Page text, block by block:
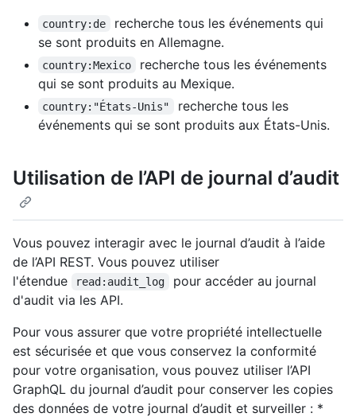
country:de
recherche tous les événements qui
se sont produits en Allemagne.
country:Mexico
recherche tous les événements
qui se sont produits au Mexique.
country:"États-Unis"
recherche tous les
événements qui se sont produits aux États-Unis.
Utilisation de l’API de journal d’audit
Vous pouvez interagir avec le journal d’audit à l’aide
de l’API REST. Vous pouvez utiliser
l'étendue
read:audit_log
pour accéder au journal
d'audit via les API.
Pour vous assurer que votre propriété intellectuelle
est sécurisée et que vous conservez la conformité
pour votre organisation, vous pouvez utiliser l’API
GraphQL du journal d’audit pour conserver les copies
des données de votre journal d’audit et surveiller : *